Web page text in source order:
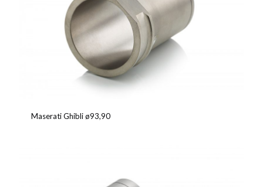
Maserati Ghibli ø93,90